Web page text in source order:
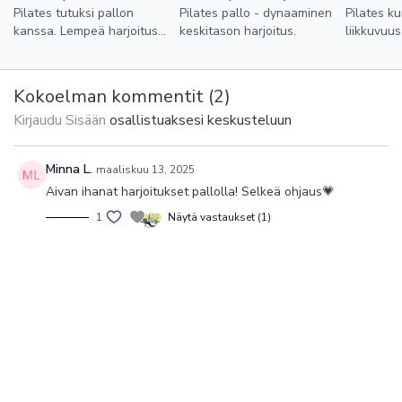
keskivartalo on saavutettavissa säännöllisen harjoittelun avulla.
Kuten myös energian ja kestävyyden parantuminen, stressin
ennaltaehkäisy.
Pilates tutuksi pallon
kanssa. Lempeä harjoitus
pallon käyttöön.
Pilates pallo - dynaaminen
keskitason harjoitus.
Pilates
Kokoelman kommentit (2)
Kirjaudu Sisään osallistuaksesi keskusteluun
Minna L. maaliskuu 13, 2025
Aivan ihanat harjoitukset pallolla! Selkeä ohjaus💗
1 Näytä vastaukset (1)